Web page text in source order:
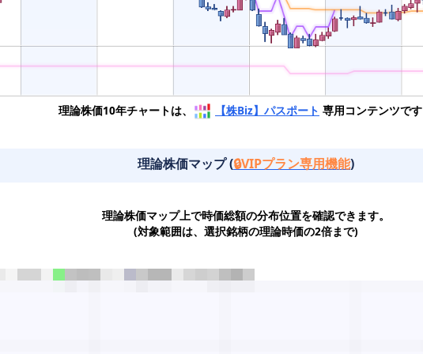
理論株価10年チャートは、 【株Biz】パスポート 専用コンテンツで
理論株価マップ (🔒VIPプラン専用機能)
理論株価マップ上で時価総額の分布位置を確認できます。
(対象範囲は、選択銘柄の理論時価の2倍まで)